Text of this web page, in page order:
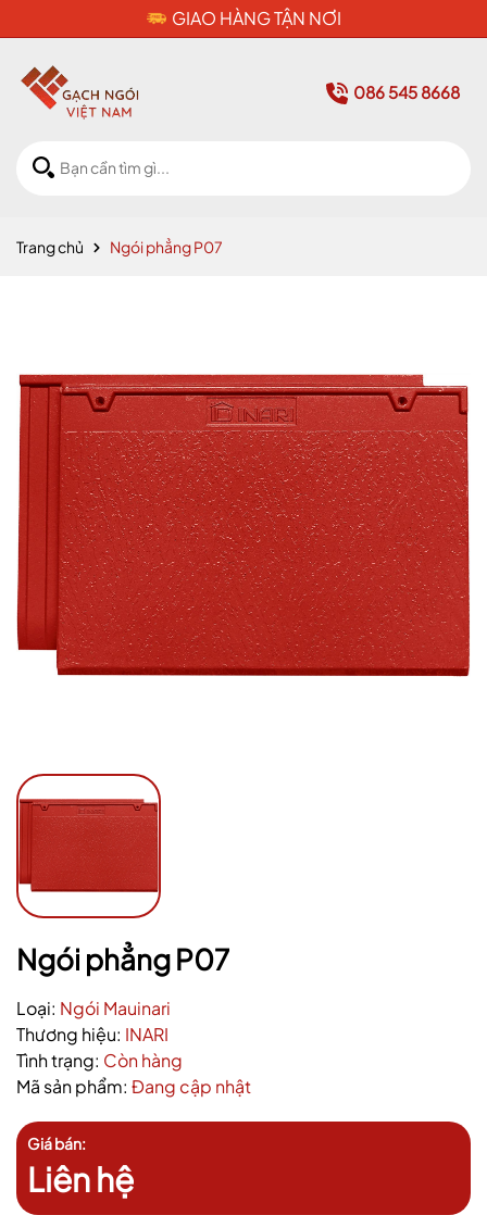
CAM KẾT HÀNG CHÍNH HÃNG
086 545 8668
Trang chủ Ngói phẳng P07
Ngói phẳng P07
Loại: Ngói Mauinari
Thương hiệu: INARI
Tình trạng: Còn hàng
Mã sản phẩm: Đang cập nhật
Giá bán:
Liên hệ
Mã giảm giá:
Ngày hết hạn:
Điều kiện: